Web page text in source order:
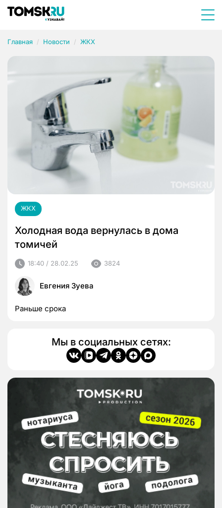
Главная Новости ЖКХ
ЖКХ
Холодная вода вернулась в дома
томичей
18:40 / 28.02.25 3824
Евгения Зуева
Раньше срока
Мы в социальных сетях: